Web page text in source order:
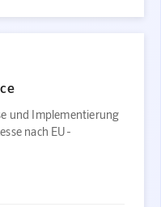
und Implementierung
nach EU-